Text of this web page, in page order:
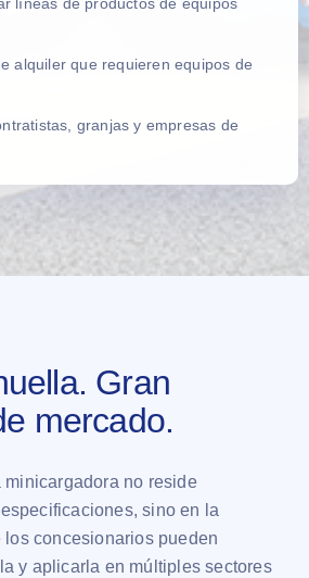
líneas de productos de equipos
alquiler que requieren equipos de
granjas y empresas de
Gran
mercado.
minicargadora no reside
sino en la
concesionarios pueden
y aplicarla en múltiples sectores